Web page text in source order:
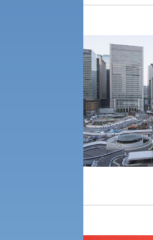
科目等履修生・聴講生募集
社会安全・警察学研究所